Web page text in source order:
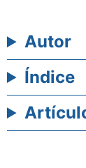
Autor
Índice